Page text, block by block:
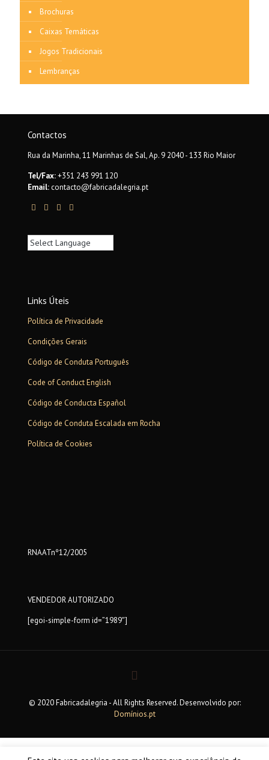
Brochuras
Caixas Temáticas
Jogos Tradicionais
Lembranças
Contactos
Rua da Marinha, 11 Marinhas de Sal, Ap. 9 2040 - 133 Rio Maior
Tel/Fax:+351 243 991 120
Email:contacto@fabricadalegria.pt
Links Úteis
Política de Privacidade
Condições Gerais
Código de Conduta Português
Code of Conduct English
Código de Conducta Español
Código de Conduta Escalada em Rocha
Política de Cookies
RNAATnº12/2005
VENDEDOR AUTORIZADO
[egoi-simple-form id=”1989″]
© 2020 Fabricadalegria - All Rights Reserved. Desenvolvido por:
Domínios.pt